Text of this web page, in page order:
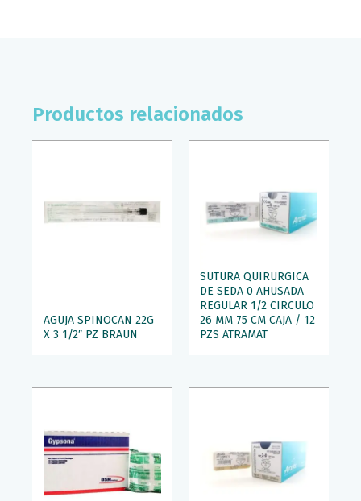
Productos relacionados
AGUJA SPINOCAN 22G
X 3 1/2″ PZ BRAUN
SUTURA QUIRURGICA
DE SEDA 0 AHUSADA
REGULAR 1/2 CIRCULO
26 MM 75 CM CAJA / 12
PZS ATRAMAT